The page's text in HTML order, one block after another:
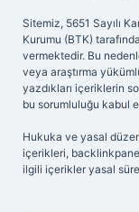
Sitemiz, 5651 Sayılı
Kurumu (BTK)
vermektedir. Bu
veya araştırma
yazdıkları içeriklerin
bu sorumluluğu kabul
Hukuka ve yasal
içerikleri,
ilgili içerikler yasal